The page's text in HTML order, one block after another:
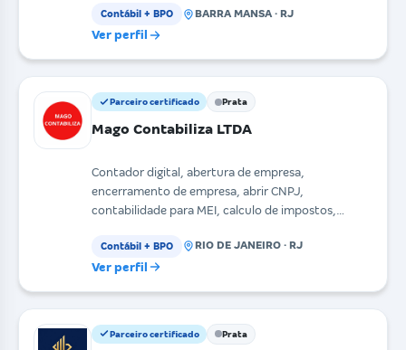
Contábil + BPO BARRA MANSA · RJ
Ver perfil
Parceiro certificado Prata
Mago Contabiliza LTDA
Contador digital, abertura de empresa,
encerramento de empresa, abrir CNPJ,
contabilidade para MEI, calculo de impostos,
Contábil + BPO RIO DE JANEIRO · RJ
Ver perfil
Parceiro certificado Prata